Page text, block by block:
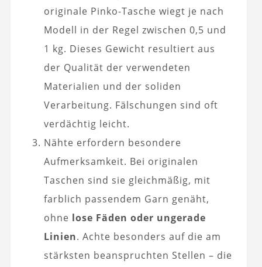
originale Pinko-Tasche wiegt je nach
Modell in der Regel zwischen 0,5 und
1 kg. Dieses Gewicht resultiert aus
der Qualität der verwendeten
Materialien und der soliden
Verarbeitung. Fälschungen sind oft
verdächtig leicht.
Nähte erfordern besondere
Aufmerksamkeit. Bei originalen
Taschen sind sie gleichmäßig, mit
farblich passendem Garn genäht,
ohne lose Fäden oder ungerade
Linien. Achte besonders auf die am
stärksten beanspruchten Stellen – die